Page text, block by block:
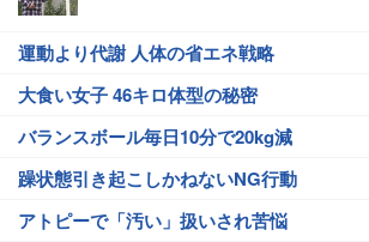
運動より代謝 人体の省エネ戦略
大食い女子 46キロ体型の秘密
バランスボール毎日10分で20kg減
躁状態引き起こしかねないNG行動
アトピーで「汚い」扱いされ苦悩